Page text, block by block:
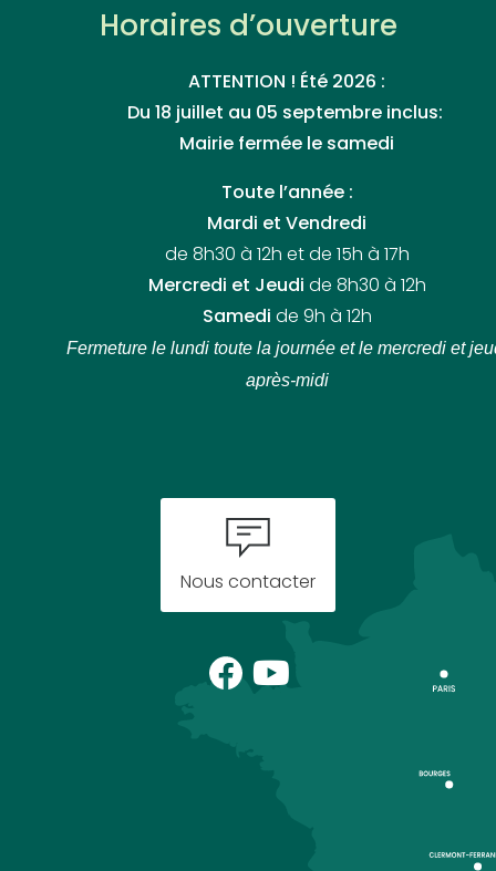
Horaires d’ouverture
ATTENTION ! Été 2026 :
Du 18 juillet au 05 septembre inclus:
Mairie fermée le samedi
Toute l’année :
Mardi et Vendredi
de 8h30 à 12h et de 15h à 17h
Mercredi et Jeudi de 8h30 à 12h
Samedi de 9h à 12h
Fermeture le lundi toute la journée et le mercredi et
après-midi
Nous contacter